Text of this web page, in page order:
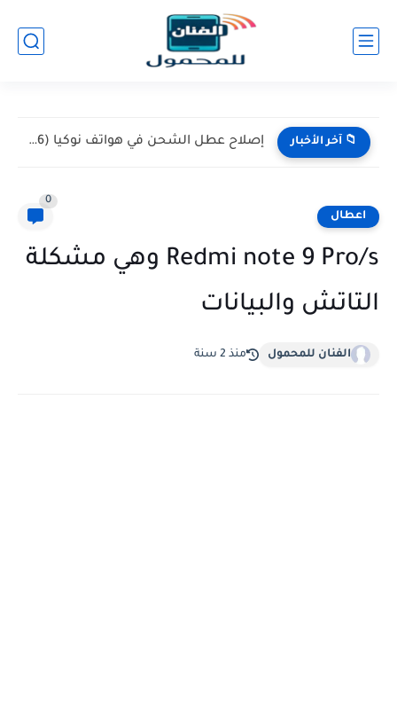
📁 آخر الأخبار إصلاح عطل الشحن في هواتف نوكيا (Nokia 105 / 106)...
اعطال
0
Redmi note 9 Pro/s وهي مشكلة
التاتش والبيانات
الفنان للمحمول منذ 2 سنة